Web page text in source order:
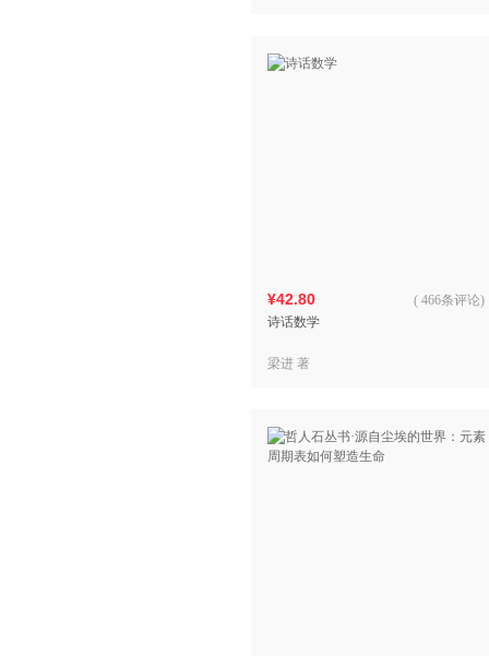
¥42.80
诗话数学
( 466条评论)
梁进 著